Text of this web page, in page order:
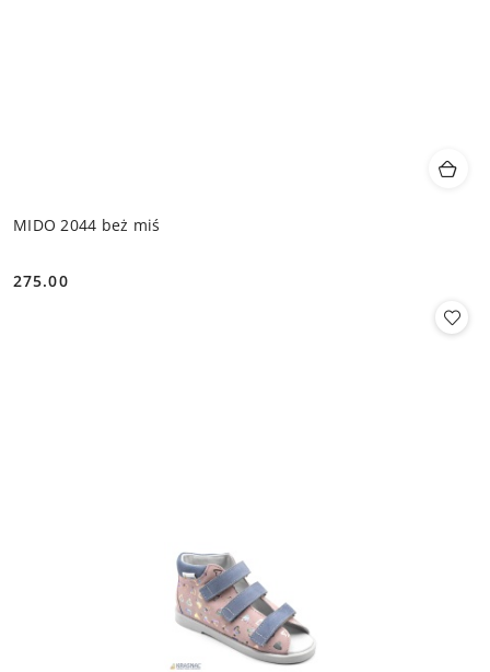
MIDO 2044 beż miś
Cena:
275.00